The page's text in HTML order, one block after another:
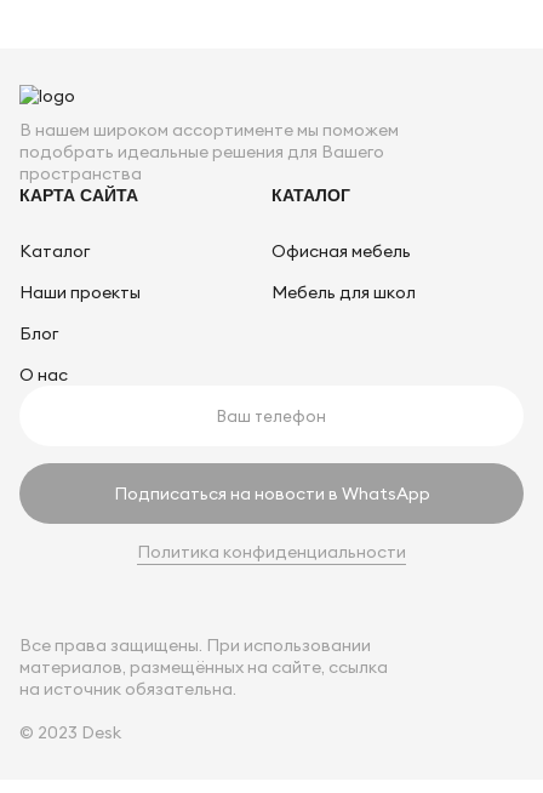
В нашем широком ассортименте мы поможем
подобрать идеальные решения для Вашего
пространства
КАРТА САЙТА
Каталог
Наши проекты
Блог
О нас
КАТАЛОГ
Офисная мебель
Мебель для школ
Подписаться на новости в WhatsApp
Политика конфиденциальности
Все права защищены. При использовании
материалов, размещённых на сайте, ссылка
на источник обязательна.
© 2023 Desk